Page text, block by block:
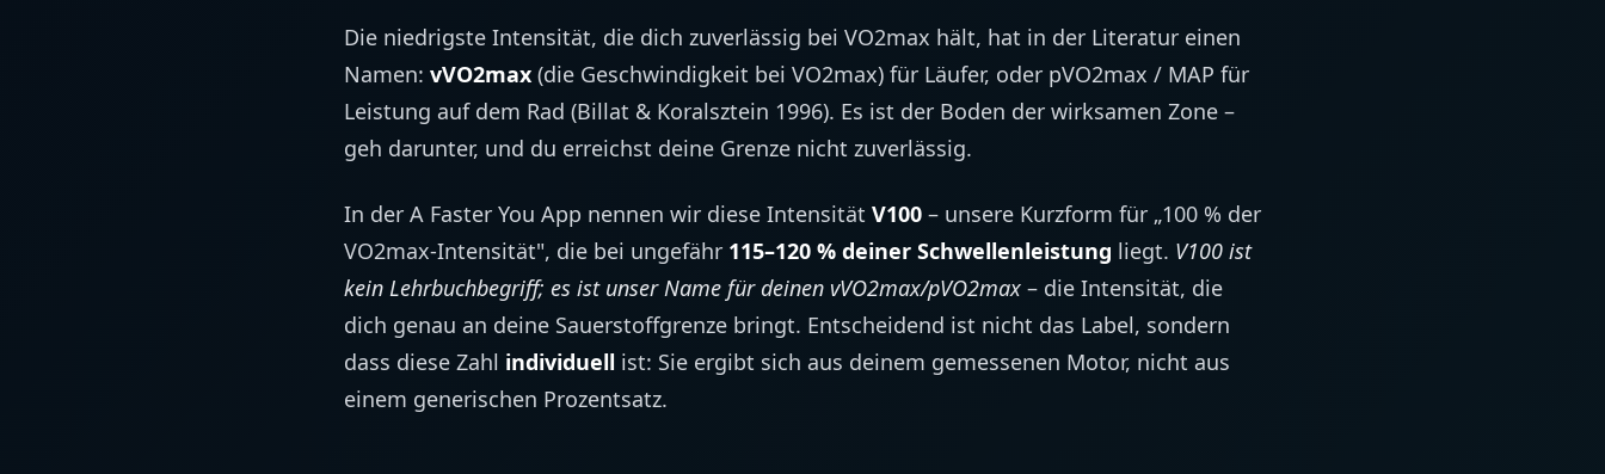
Die niedrigste Intensität, die dich zuverlässig bei VO2max hält, hat in der Literatur einen
Namen: vVO2max (die Geschwindigkeit bei VO2max) für Läufer, oder pVO2max / MAP für
Leistung auf dem Rad (Billat & Koralsztein 1996). Es ist der Boden der wirksamen Zone –
geh darunter, und du erreichst deine Grenze nicht zuverlässig.
In der A Faster You App nennen wir diese Intensität V100 – unsere Kurzform für „100 % der
VO2max-Intensität", die bei ungefähr 115–120 % deiner Schwellenleistung liegt. V100 ist
kein Lehrbuchbegriff; es ist unser Name für deinen vVO2max/pVO2max – die Intensität, die
dich genau an deine Sauerstoffgrenze bringt. Entscheidend ist nicht das Label, sondern
dass diese Zahl individuell ist: Sie ergibt sich aus deinem gemessenen Motor, nicht aus
einem generischen Prozentsatz.